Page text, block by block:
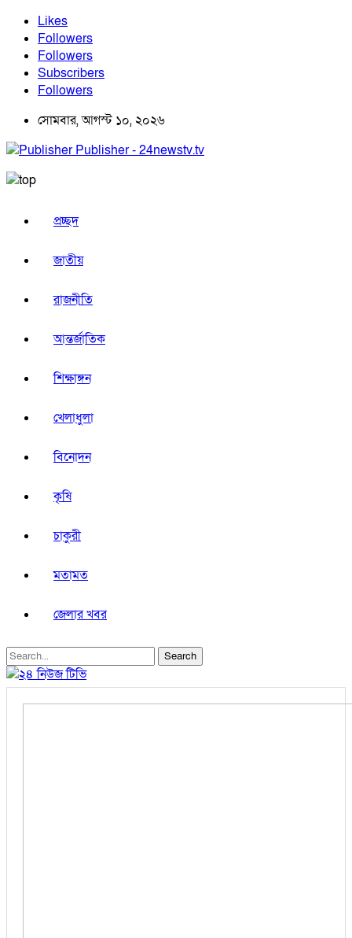
Likes
Followers
Followers
Subscribers
Followers
সোমবার, আগস্ট ১০, ২০২৬
Publisher - 24newstv.tv
প্রচ্ছদ
জাতীয়
রাজনীতি
আন্তর্জাতিক
শিক্ষাঙ্গন
খেলাধুলা
বিনোদন
কৃষি
চাকুরী
মতামত
জেলার খবর